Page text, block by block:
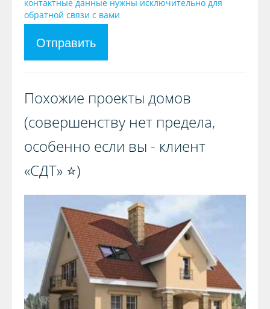
контактные данные нужны исключительно для
обратной связи с вами
Отправить
Похожие проекты домов
(совершенству нет предела,
особенно если вы - клиент
«СДТ» ⭐️)️